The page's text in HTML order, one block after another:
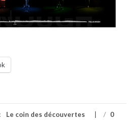
Le coin des découvertes / 0